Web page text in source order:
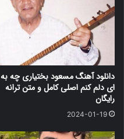
دانلود آهنگ مسعود بختیاری چه به
ای دلم کنم اصلی کامل و متن ترانه
رایگان
2024-01-19